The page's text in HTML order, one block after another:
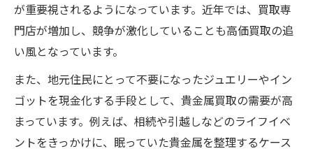
が重要視されるようになっています。近年では、買取専
門店が増加し、競争が激化していることも高価買取の追
い風となっています。
また、地元住民にとって不要になったジュエリーやイン
ゴットを現金化する手段として、貴金属買取の需要が高
まっています。例えば、相続や引越しなどのライフイベ
ントをきっかけに、眠っていた貴金属を整理するケース